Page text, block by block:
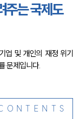
주는 국제도
업 및 개인의 재정 위기
문제입니다.